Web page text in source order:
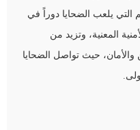
يلعب الضحايا دوراً في
المعنية، وتزيد من
والأمان، حيث تواصل الضحايا